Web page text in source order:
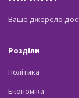
Ваше джерело
Розділи
Політика
Економіка